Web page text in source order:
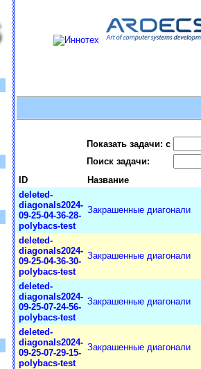
Показать задачи: с
Поиск задачи:
ID
Название
deleted-
diagonals2024-
09-25-04-36-28-
polybacs-test
Закрашенные диагонали
deleted-
diagonals2024-
09-25-04-36-30-
polybacs-test
Закрашенные диагонали
deleted-
diagonals2024-
09-25-07-24-56-
polybacs-test
Закрашенные диагонали
deleted-
diagonals2024-
09-25-07-29-15-
polybacs-test
Закрашенные диагонали